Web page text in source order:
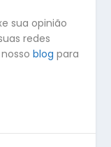
sua opinião
redes
blog para